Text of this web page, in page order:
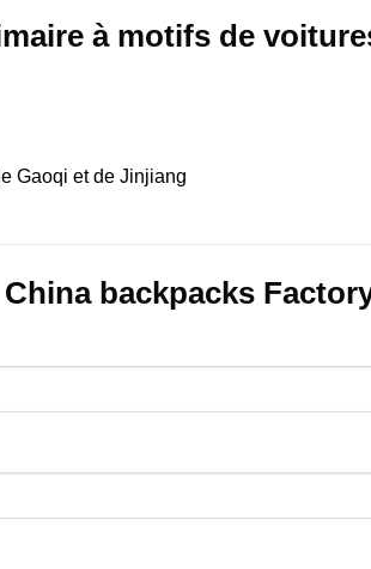
à motifs de
Gaoqi et de Jinjiang
backpacks